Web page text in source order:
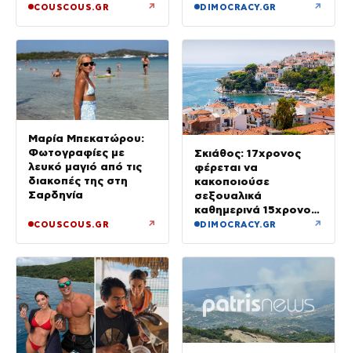
COUSCOUS.GR ↗ DIMOCRACY.GR ↗
Μαρία Μπεκατώρου:
Φωτογραφίες με
λευκό μαγιό από τις
διακοπές της στη
Σαρδηνία
COUSCOUS.GR ↗
Σκιάθος: 17χρονος
φέρεται να
κακοποιούσε
σεξουαλικά
καθημερινά 15χρονο
και να τον εκβίαζε με
DIMOCRACY.GR ↗